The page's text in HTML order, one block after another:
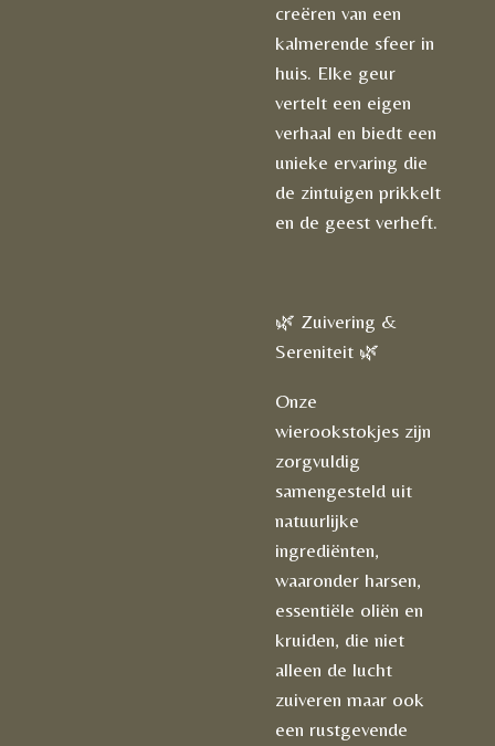
creëren van een
kalmerende sfeer in
huis. Elke geur
vertelt een eigen
verhaal en biedt een
unieke ervaring die
de zintuigen prikkelt
en de geest verheft.
🌿 Zuivering &
Sereniteit 🌿
Onze
wierookstokjes zijn
zorgvuldig
samengesteld uit
natuurlijke
ingrediënten,
waaronder harsen,
essentiële oliën en
kruiden, die niet
alleen de lucht
zuiveren maar ook
een rustgevende